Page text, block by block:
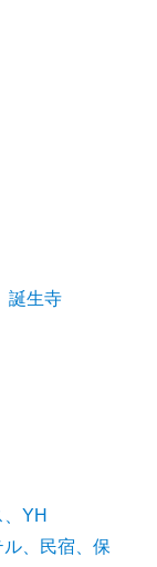
誕生寺
YH
、民宿、保